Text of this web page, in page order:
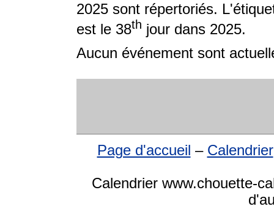
2025 sont répertoriés.
est le 38th jour dans 2025.
Aucun événement sont
Page d'accueil – Calendrier
Calendrier www.chouette-